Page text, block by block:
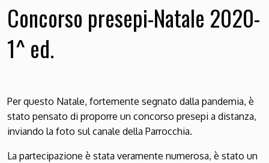
Concorso presepi-Natale 2020-
1^ ed.
Per questo Natale, fortemente segnato dalla pandemia, è
stato pensato di proporre un concorso presepi a distanza,
inviando la foto sul canale della Parrocchia.
La partecipazione è stata veramente numerosa, è stato un